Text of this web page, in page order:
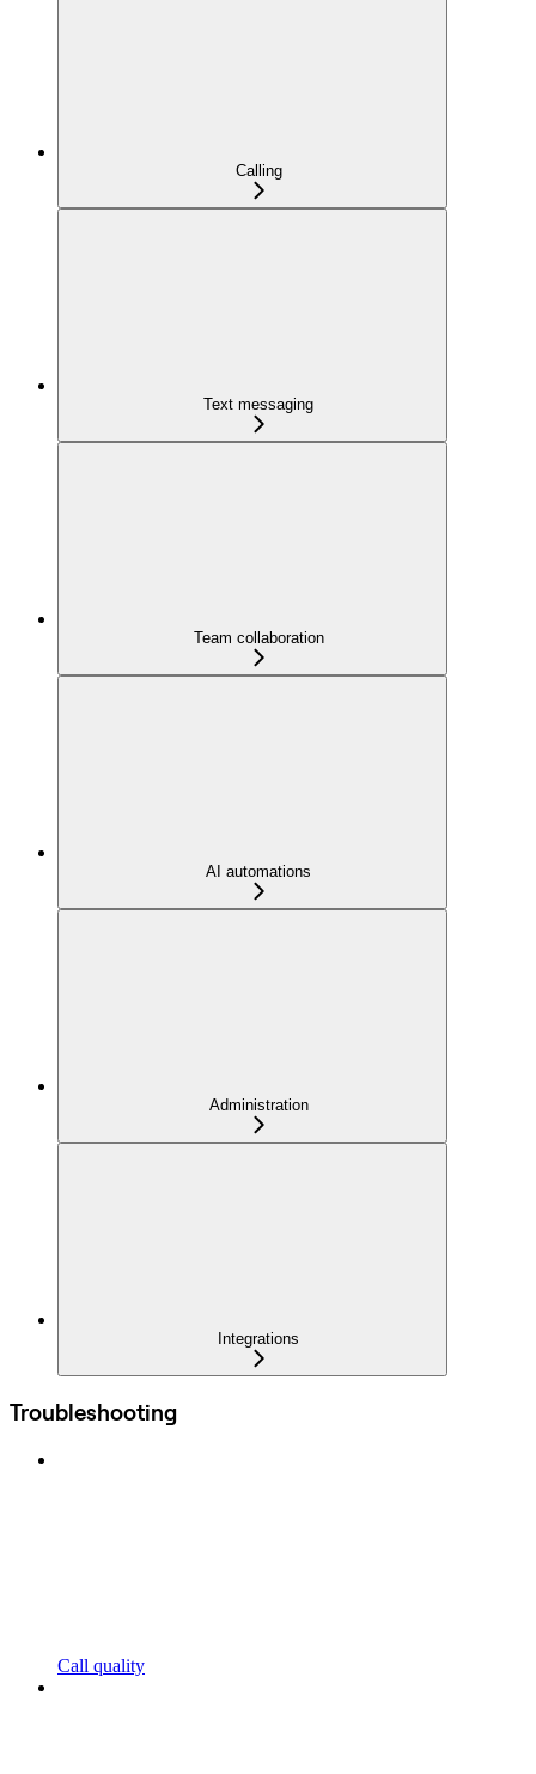
Calling
Text messaging
Team collaboration
AI automations
Administration
Integrations
Troubleshooting
Call quality